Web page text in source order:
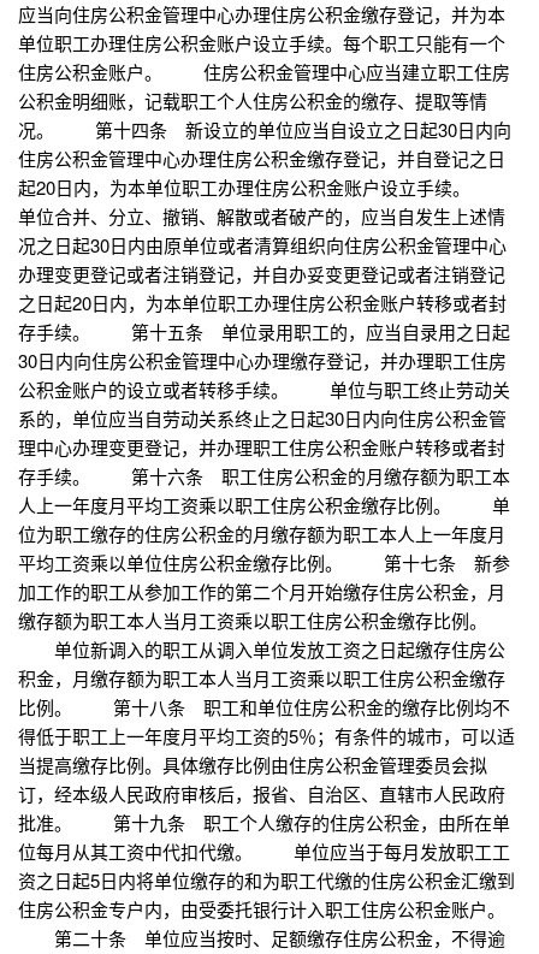
应当向住房公积金管理中心办理住房公积金缴存登记，并为本
单位职工办理住房公积金账户设立手续。每个职工只能有一个
住房公积金账户。 住房公积金管理中心应当建立职工住房
公积金明细账，记载职工个人住房公积金的缴存、提取等情
况。 第十四条 新设立的单位应当自设立之日起30日内向
住房公积金管理中心办理住房公积金缴存登记，并自登记之日
起20日内，为本单位职工办理住房公积金账户设立手续。
单位合并、分立、撤销、解散或者破产的，应当自发生上述情
况之日起30日内由原单位或者清算组织向住房公积金管理中心
办理变更登记或者注销登记，并自办妥变更登记或者注销登记
之日起20日内，为本单位职工办理住房公积金账户转移或者封
存手续。 第十五条 单位录用职工的，应当自录用之日起
30日内向住房公积金管理中心办理缴存登记，并办理职工住房
公积金账户的设立或者转移手续。 单位与职工终止劳动关
系的，单位应当自劳动关系终止之日起30日内向住房公积金管
理中心办理变更登记，并办理职工住房公积金账户转移或者封
存手续。 第十六条 职工住房公积金的月缴存额为职工本
人上一年度月平均工资乘以职工住房公积金缴存比例。 单
位为职工缴存的住房公积金的月缴存额为职工本人上一年度月
平均工资乘以单位住房公积金缴存比例。 第十七条 新参
加工作的职工从参加工作的第二个月开始缴存住房公积金，月
缴存额为职工本人当月工资乘以职工住房公积金缴存比例。
单位新调入的职工从调入单位发放工资之日起缴存住房公
积金，月缴存额为职工本人当月工资乘以职工住房公积金缴存
比例。 第十八条 职工和单位住房公积金的缴存比例均不
得低于职工上一年度月平均工资的5％；有条件的城市，可以适
当提高缴存比例。具体缴存比例由住房公积金管理委员会拟
订，经本级人民政府审核后，报省、自治区、直辖市人民政府
批准。 第十九条 职工个人缴存的住房公积金，由所在单
位每月从其工资中代扣代缴。 单位应当于每月发放职工工
资之日起5日内将单位缴存的和为职工代缴的住房公积金汇缴到
住房公积金专户内，由受委托银行计入职工住房公积金账户。
第二十条 单位应当按时、足额缴存住房公积金，不得逾